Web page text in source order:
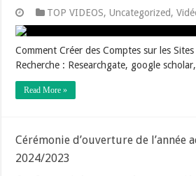
TOP VIDEOS,Uncategorized,
Comment Créer des Comptes sur les
Recherche : Researchgate, google
Read More »
Cérémonie d’ouverture de l’année
2024/2023